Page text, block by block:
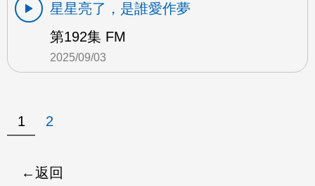
星星亮了，是誰愛作夢
第192集 FM
2025/09/03
1 2
返回